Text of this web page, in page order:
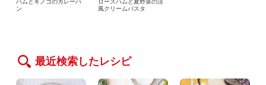
ハムとキノコのカレーパ
ン
ロースハムと夏野菜の涼
風クリームパスタ
最近検索したレシピ